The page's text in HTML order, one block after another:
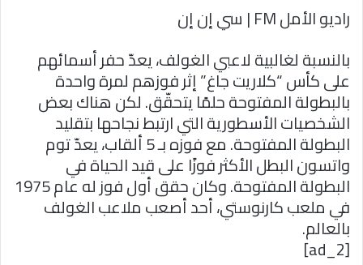
ا راديو الأمل FM | سي إن إن
بالنسبة لغالبية لاعبي الغولف، يعدّ حفر أسمائهم
على كأس “كلاريت جاغ” إثر فوزهم لمرة واحدة
بالبطولة المفتوحة حلمًا يتحقّق. لكن هناك بعض
الشخصيات الأسطورية التي ارتبط نجاحها بتقليد
البطولة المفتوحة. مع فوزه بـ 5 ألقاب، يعدّ توم
واتسون البطل الأكثر فوزًا على قيد الحياة في
البطولة المفتوحة. وكان حقق أول فوز له عام 1975
في ملعب كارنوستي، أحد أصعب ملاعب الغولف
بالعالم.
[ad_2]